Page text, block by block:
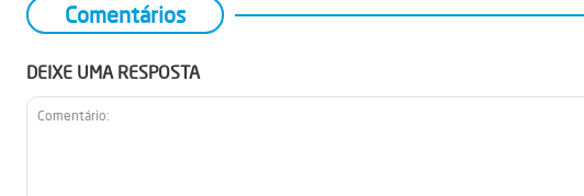
Comentários
DEIXE UMA RESPOSTA